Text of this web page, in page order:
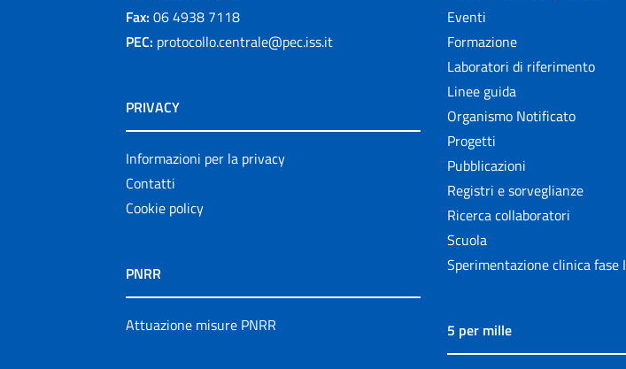
Fax: 06 4938 7118
PEC: protocollo.centrale@pec.iss.it
PRIVACY
Informazioni per la privacy
Contatti
Cookie policy
PNRR
Attuazione misure PNRR
Eventi
Formazione
Laboratori di riferimento
Linee guida
Organismo Notificato
Progetti
Pubblicazioni
Registri e sorveglianze
Ricerca collaboratori
Scuola
Sperimentazione clinica fase I
5 per mille